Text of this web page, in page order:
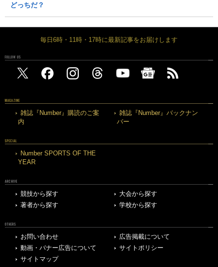
どっちだ？
毎日6時・11時・17時に最新記事をお届けします
FOLLOW US
MAGAZINE
雑誌『Number』購読のご案
内
雑誌『Number』バックナン
バー
SPECIAL
Number SPORTS OF THE
YEAR
ARCHIVE
競技から探す
大会から探す
著者から探す
学校から探す
OTHERS
お問い合わせ
広告掲載について
動画・バナー広告について
サイトポリシー
サイトマップ